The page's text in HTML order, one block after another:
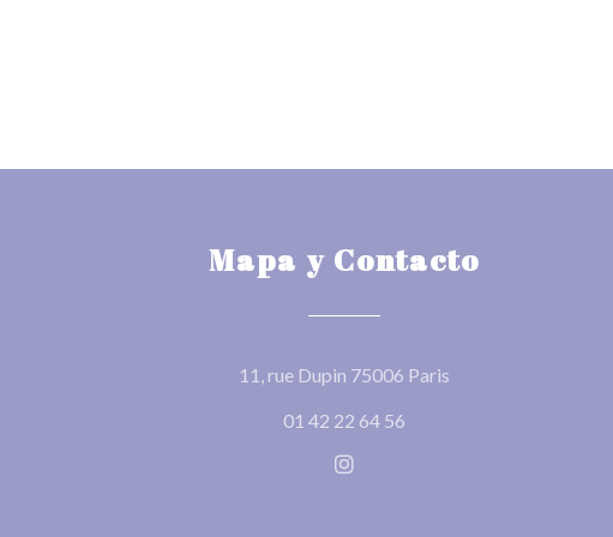
Mapa y Contacto
11, rue Dupin 75006 Paris
01 42 22 64 56
Instagram ((abre en una